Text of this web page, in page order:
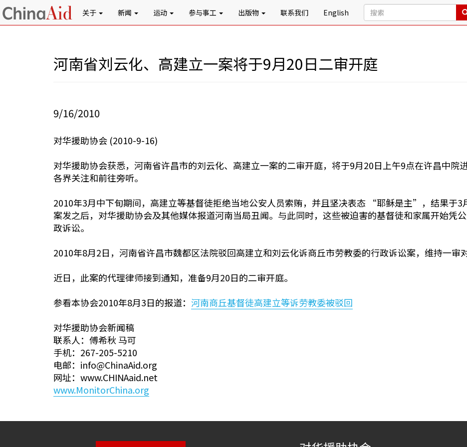
关于 新闻 运动 参与事工 出版物 联系我们 English
河南省刘云化、高建立一案将于9月20日二审开庭
9/16/2010
对华援助协会 (2010-9-16)
对华援助协会获悉，河南省许昌市的刘云化、高建立一案的二审开庭，将于9月20日上午9点在许昌中院
各界关注和前往旁听。
2010年3月中下旬期间，高建立等基督徒拒绝当地公安人员索贿，并且坚决表态 “耶稣是主”，结果于3
案发之后，对华援助协会及其他媒体报道河南当局丑闻。与此同时，这些被迫害的基督徒和家属开始凭
政诉讼。
2010年8月2日，河南省许昌市魏都区法院驳回高建立和刘云化诉商丘市劳教委的行政诉讼案，维持一审
近日，此案的代理律师接到通知，准备9月20日的二审开庭。
参看本协会2010年8月3日的报道： 河南商丘基督徒高建立等诉劳教委被驳回
对华援助协会新闻稿
联系人：傅希秋 马可
手机：267-205-5210
电邮：info@ChinaAid.org
网址：www.CHINAaid.net
www.MonitorChina.org